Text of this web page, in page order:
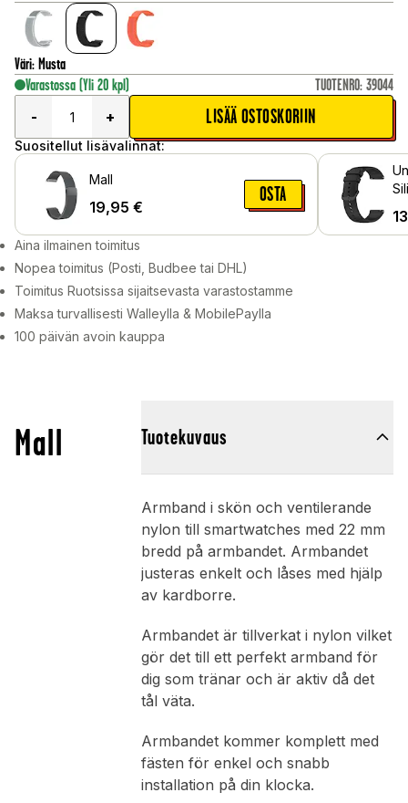
Väri: Musta
Varastossa (Yli 20 kpl) TUOTENRO: 39044
-
+ LISÄÄ OSTOSKORIIN
Suositellut lisävalinnat:
Mall
19,95 €
OSTA
Aina ilmainen toimitus
Nopea toimitus (Posti, Budbee tai DHL)
Toimitus Ruotsissa sijaitsevasta varastostamme
Maksa turvallisesti Walleylla & MobilePaylla
100 päivän avoin kauppa
Mall Tuotekuvaus
Armband i skön och ventilerande
nylon till smartwatches med 22 mm
bredd på armbandet. Armbandet
justeras enkelt och låses med hjälp
av kardborre.
Armbandet är tillverkat i nylon vilket
gör det till ett perfekt armband för
dig som tränar och är aktiv då det
tål väta.
Armbandet kommer komplett med
fästen för enkel och snabb
installation på din klocka.